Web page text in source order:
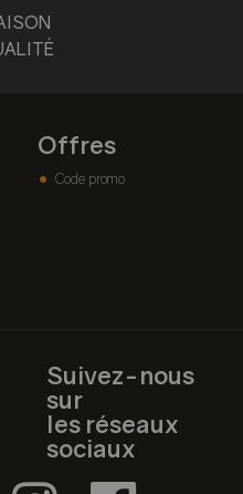
Offres
Code promo
Suivez-nous
sur
les réseaux
sociaux